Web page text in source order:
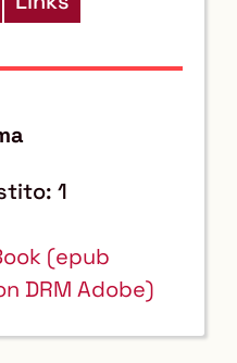
altre
1
(epub
DRM Adobe)